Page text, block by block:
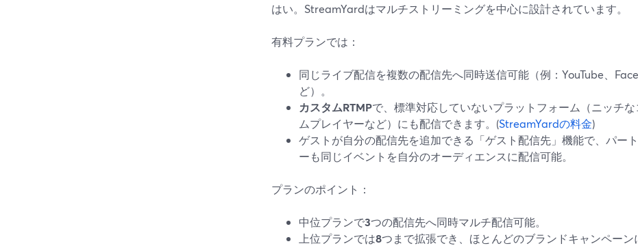
はい。StreamYardはマルチストリーミングを中心に設計されています。
有料プランでは：
同じライブ配信を複数の配信先へ同時送信可能（例：YouTube、
ど）。
カスタムRTMPで、標準対応していないプラットフォーム（ニッチ
ムプレイヤーなど）にも配信できます。(StreamYardの料金)
ゲストが自分の配信先を追加できる「ゲスト配信先」機能で、パー
ーも同じイベントを自分のオーディエンスに配信可能。
プランのポイント：
中位プランで3つの配信先へ同時マルチ配信可能。
上位プランでは8つまで拡張でき、ほとんどのブランドキャンペーン